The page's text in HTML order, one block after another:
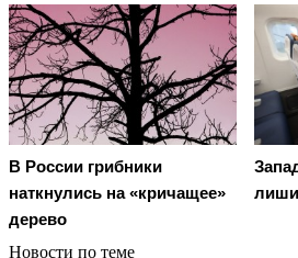
В России грибники
наткнулись на «кричащее»
дерево
Новости по теме